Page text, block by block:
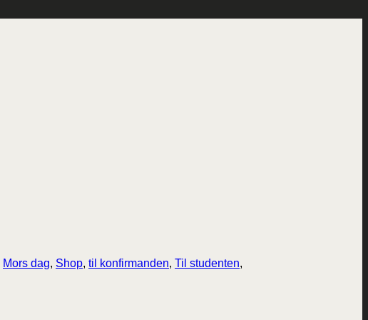
Mors dag, Shop, til konfirmanden, Til studenten,